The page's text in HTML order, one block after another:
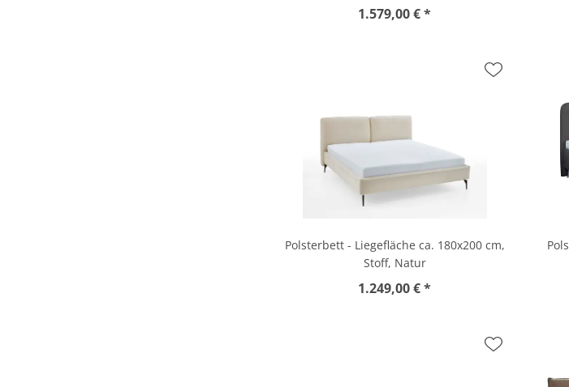
1.579,00 € *
Polsterbett - Liegefläche ca. 180x200 cm,
Stoff, Natur
1.249,00 € *